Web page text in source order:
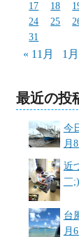
17
18
24
25
31
« 11月 1
最近の投
今
月
近
￣;)
台
月